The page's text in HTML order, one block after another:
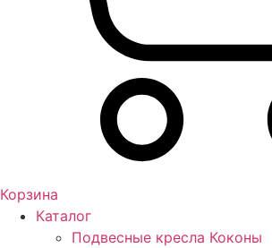
Корзина
Каталог
Подвесные кресла Коконы